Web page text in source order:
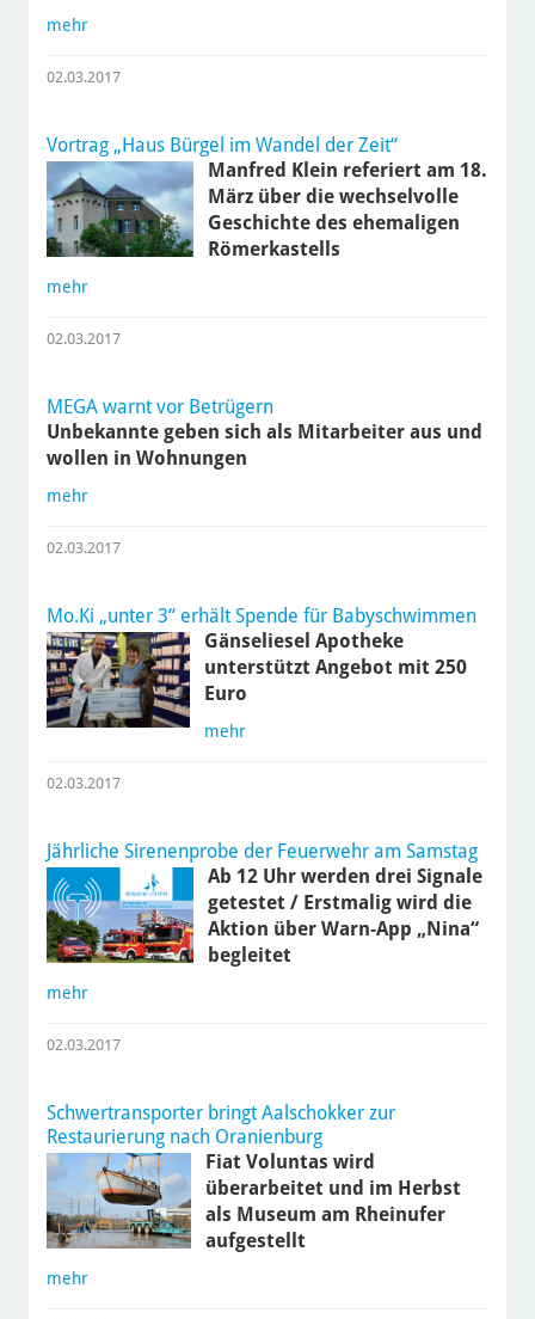
mehr
02.03.2017
Vortrag „Haus Bürgel im Wandel der Zeit“
Manfred Klein referiert am 18.
März über die wechselvolle
Geschichte des ehemaligen
Römerkastells
mehr
02.03.2017
MEGA warnt vor Betrügern
Unbekannte geben sich als Mitarbeiter aus und
wollen in Wohnungen
mehr
02.03.2017
Mo.Ki „unter 3“ erhält Spende für Babyschwimmen
Gänseliesel Apotheke
unterstützt Angebot mit 250
Euro
mehr
02.03.2017
Jährliche Sirenenprobe der Feuerwehr am Samstag
Ab 12 Uhr werden drei Signale
getestet / Erstmalig wird die
Aktion über Warn-App „Nina“
begleitet
mehr
02.03.2017
Schwertransporter bringt Aalschokker zur
Restaurierung nach Oranienburg
Fiat Voluntas wird
überarbeitet und im Herbst
als Museum am Rheinufer
aufgestellt
mehr